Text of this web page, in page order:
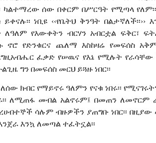
ሰው በቀርም በሥርዓት የሚጣላ የለም፡፡
ነቢዩ ‹‹የቤትህ ቅንዓት በልታኛለች፡፡››
የእውቀትን ብርሃን አብርቷል ፍቅር፣
ኖሮ የድንቁርና ጨለማ እስከዛሬ የመፍሰስ አቅም
ፈቃድ የሠዉና የእኔ የሚሉት የራሳቸው
ግን በመፍሰስ መርህ ይጓዙ ነበር፡፡
ክብር የማይኖሩ ዓለምን የናቁ ነበሩ፡፡
ለሚጠፋ መብል አልኖሩም፤ በመጠን ለመኖርም
ሳሉም ብዙዎችን ያጠግቡ ነበር፡፡
እንኳ ለመጣል ተፈትኗል፡፡